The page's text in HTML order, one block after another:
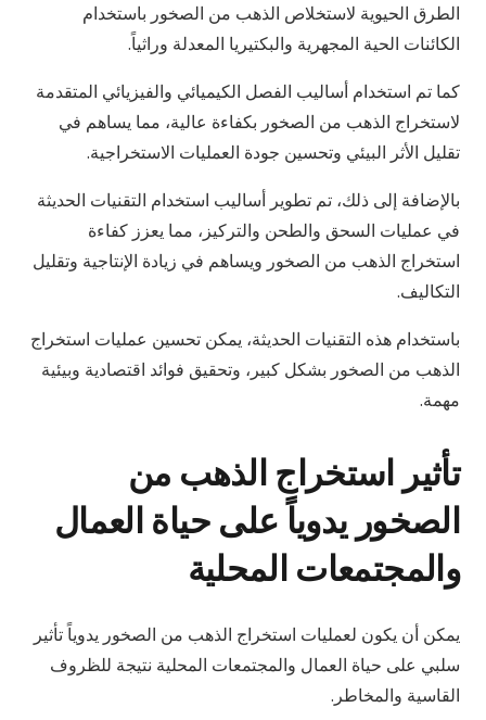
الطرق الحيوية لاستخلاص الذهب من الصخور باستخدام
الكائنات الحية المجهرية والبكتيريا المعدلة وراثياً.
كما تم استخدام أساليب الفصل الكيميائي والفيزيائي المتقدمة
لاستخراج الذهب من الصخور بكفاءة عالية، مما يساهم في
تقليل الأثر البيئي وتحسين جودة العمليات الاستخراجية.
بالإضافة إلى ذلك، تم تطوير أساليب استخدام التقنيات الحديثة
في عمليات السحق والطحن والتركيز، مما يعزز كفاءة
استخراج الذهب من الصخور ويساهم في زيادة الإنتاجية وتقليل
التكاليف.
باستخدام هذه التقنيات الحديثة، يمكن تحسين عمليات استخراج
الذهب من الصخور بشكل كبير، وتحقيق فوائد اقتصادية وبيئية
مهمة.
تأثير استخراج الذهب من
الصخور يدوياً على حياة العمال
والمجتمعات المحلية
يمكن أن يكون لعمليات استخراج الذهب من الصخور يدوياً تأثير
سلبي على حياة العمال والمجتمعات المحلية نتيجة للظروف
القاسية والمخاطر.